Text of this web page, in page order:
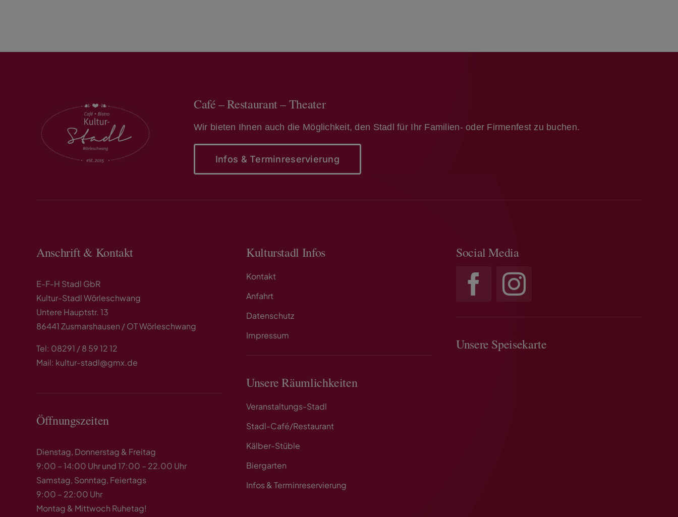
Café – Restaurant – Theater
Wir bieten Ihnen auch die Möglichkeit, den Stadl für Ihr Familien- oder Firmenfest zu buchen.
Infos & Terminreservierung
Anschrift & Kontakt
E-F-H Stadl GbR
Kultur-Stadl Wörleschwang
Untere Hauptstr. 13
86441 Zusmarshausen / OT Wörleschwang
Tel: 08291 / 8 59 12 12
Mail: kultur-stadl@gmx.de
Öffnungszeiten
Dienstag, Donnerstag & Freitag
9:00 – 14:00 Uhr und 17:00 – 22.00 Uhr
Samstag, Sonntag, Feiertags
9:00 – 22:00 Uhr
Montag & Mittwoch Ruhetag!
Kulturstadl Infos
Kontakt
Anfahrt
Datenschutz
Impressum
Unsere Räumlichkeiten
Veranstaltungs-Stadl
Stadl-Café/Restaurant
Kälber-Stüble
Biergarten
Infos & Terminreservierung
Social Media
Unsere Speisekarte